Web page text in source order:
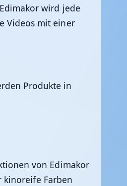
wird jede
Videos mit einer
Produkte in
von Edimakor
kinoreife Farben